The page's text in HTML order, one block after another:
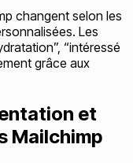
changent selon les
Les
“intéressé
grâce aux
et
Mailchimp